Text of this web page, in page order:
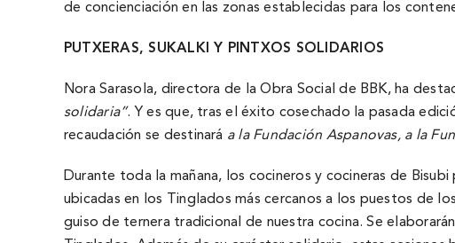
de concienciación en las zonas establecidas para los
PUTXERAS, SUKALKI Y PINTXOS SOLIDARI OS
Nora Sarasola, directora de la Obra Social de BBK, ha
solidaria”. Y es que, tras el éxito cosechado la pasada
recaudación se destinará a la Fundación Aspanovas, a la
Durante toda la mañana, los cocineros y cocineras de
ubicadas en los Tinglados más cercanos a los puestos de
guiso de ternera tradicional de nuestra cocina. Se